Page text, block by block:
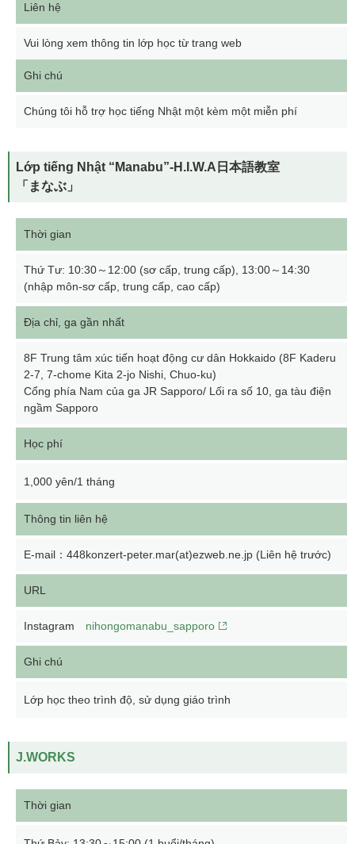
Liên hệ
Vui lòng xem thông tin lớp học từ trang web
Ghi chú
Chúng tôi hỗ trợ học tiếng Nhật một kèm một miễn phí
Lớp tiếng Nhật “Manabu”-H.I.W.A日本語教室
「まなぶ」
Thời gian
Thứ Tư: 10:30～12:00 (sơ cấp, trung cấp), 13:00～14:30
(nhập môn-sơ cấp, trung cấp, cao cấp)
Địa chỉ, ga gần nhất
8F Trung tâm xúc tiến hoạt động cư dân Hokkaido (8F Kaderu
2-7, 7-chome Kita 2-jo Nishi, Chuo-ku)
Cổng phía Nam của ga JR Sapporo/ Lối ra số 10, ga tàu điện
ngầm Sapporo
Học phí
1,000 yên/1 tháng
Thông tin liên hệ
E-mail：448konzert-peter.mar(at)ezweb.ne.jp (Liên hệ trước)
URL
Instagram nihongomanabu_sapporo
Ghi chú
Lớp học theo trình độ, sử dụng giáo trình
J.WORKS
Thời gian